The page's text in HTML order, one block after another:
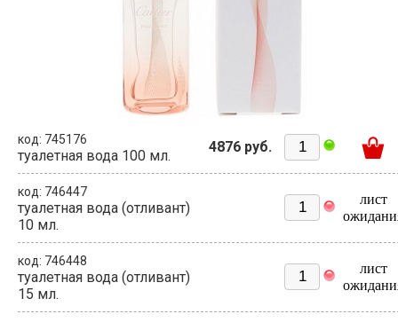
код: 745176
туалетная вода 100 мл.
4876 руб.
код: 746447
туалетная вода (отливант)
10 мл.
лист
код: 746448
туалетная вода (отливант)
15 мл.
лист